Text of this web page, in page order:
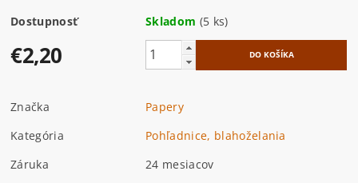
Dostupnosť Skladom (5 ks)
€2,20
Značka
Papery
Kategória
Pohľadnice, blahoželania
Záruka
24 mesiacov